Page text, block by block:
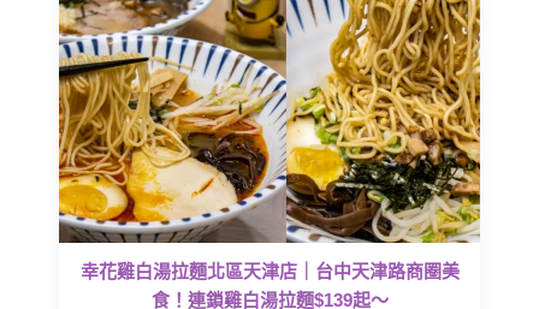
幸花雞白湯拉麵北區天津店｜台中天津路商圈美
食！連鎖雞白湯拉麵$139起～